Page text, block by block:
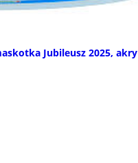
Jubileusz 2025,